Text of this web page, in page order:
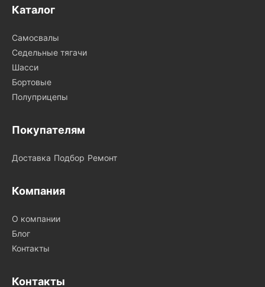
Каталог
Самосвалы
Седельные тягачи
Шасси
Бортовые
Полуприцепы
Покупателям
Доставка Подбор Ремонт
Компания
О компании
Блог
Контакты
Контакты